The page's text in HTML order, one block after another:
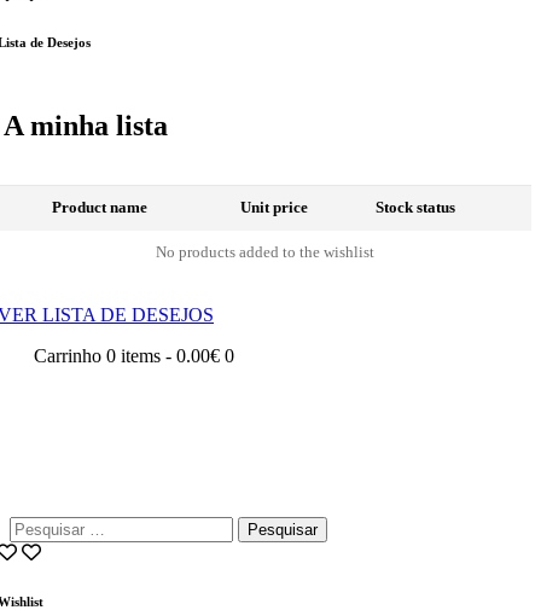
de Desejos
A minha lista
Product name Unit price Stock status
No products added to the wishlist
LISTA DE DESEJOS
Carrinho 0 items - 0.00€ 0
Pesquisar
por: